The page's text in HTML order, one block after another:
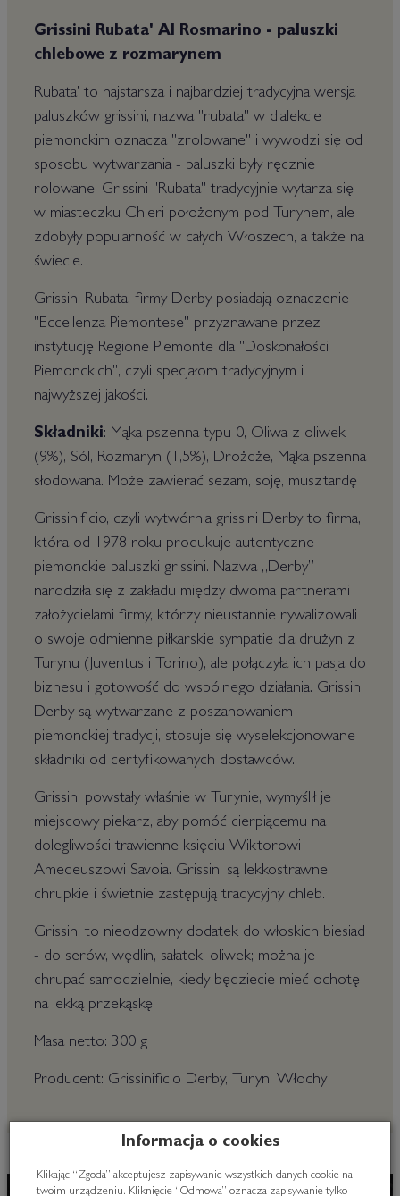
Grissini Rubata' Al Rosmarino - paluszki
chlebowe z rozmarynem
Rubata' to najstarsza i najbardziej tradycyjna wersja
paluszków grissini, nazwa "rubata" w dialekcie
piemonckim oznacza "zrolowane" i wywodzi się od
sposobu wytwarzania - paluszki były ręcznie
rolowane. Grissini "Rubata" tradycyjnie wytarza się
w miasteczku Chieri położonym pod Turynem, ale
zdobyły popularność w całych Włoszech, a także na
świecie.
Grissini Rubata' firmy Derby posiadają oznaczenie
"Eccellenza Piemontese" przyznawane przez
instytucję Regione Piemonte dla "Doskonałości
Piemonckich", czyli specjałom tradycyjnym i
najwyższej jakości.
Składniki: Mąka pszenna typu 0, Oliwa z oliwek
(9%), Sól, Rozmaryn (1,5%), Drożdże, Mąka pszenna
słodowana. Może zawierać sezam, soję, musztardę
Grissinificio, czyli wytwórnia grissini Derby to firma,
która od 1978 roku produkuje autentyczne
piemonckie paluszki grissini. Nazwa „Derby”
narodziła się z zakładu między dwoma partnerami
założycielami firmy, którzy nieustannie rywalizowali
o swoje odmienne piłkarskie sympatie dla drużyn z
Turynu (Juventus i Torino), ale połączyła ich pasja do
biznesu i gotowość do wspólnego działania. Grissini
Derby są wytwarzane z poszanowaniem
piemonckiej tradycji, stosuje się wyselekcjonowane
składniki od certyfikowanych dostawców.
Grissini powstały właśnie w Turynie, wymyślił je
miejscowy piekarz, aby pomóć cierpiącemu na
dolegliwości trawienne księciu Wiktorowi
Amedeuszowi Savoia. Grissini są lekkostrawne,
chrupkie i świetnie zastępują tradycyjny chleb.
Grissini to nieodzowny dodatek do włoskich biesiad
- do serów, wędlin, sałatek, oliwek; można je
chrupać samodzielnie, kiedy będziecie mieć ochotę
na lekką przekąskę.
Masa netto: 300 g
Producent: Grissinificio Derby, Turyn, Włochy
Informacja o cookies
Klikając “Zgoda” akceptujesz zapisywanie wszystkich danych cookie na
twoim urządzeniu. Kliknięcie “Odmowa” oznacza zapisywanie tylko